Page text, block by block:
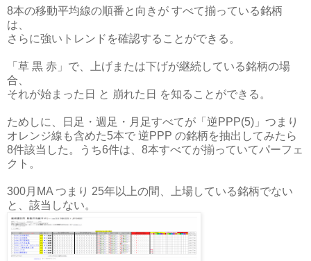
8本の移動平均線の順番と向きが すべて揃っている銘柄
は、
さらに強いトレンドを確認することができる。
「草 黒 赤」で、上げまたは下げが継続している銘柄の場
合、
それが始まった日 と 崩れた日 を知ることができる。
ためしに、日足・週足・月足すべてが「逆PPP(5)」つまり
オレンジ線も含めた5本で 逆PPP の銘柄を抽出してみたら
8件該当した。うち6件は、8本すべてが揃っていてパーフェ
クト。
300月MA つまり 25年以上の間、上場している銘柄でない
と、該当しない。